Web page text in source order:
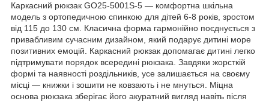
Каркасний рюкзак GO25-5001S-5 — комфортна шкільна
модель з ортопедичною спинкою для дітей 6-8 років, зростом
від 115 до 130 см. Класична форма гармонійно поєднується з
привабливим сучасним дизайном, який подарує дитині море
позитивних емоцій. Каркасний рюкзак допомагає дитині легко
підтримувати порядок всередині рюкзака. Завдяки жорсткій
формі та наявності роздільників, усе залишається на своєму
місці — книжки і зошити не ковзають і не мнуться. Міцна
основа рюкзака зберігає його акуратний вигляд навіть після